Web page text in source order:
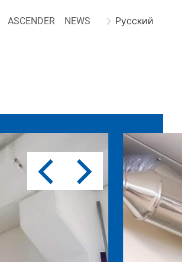
ASCENDER NEWS Русский